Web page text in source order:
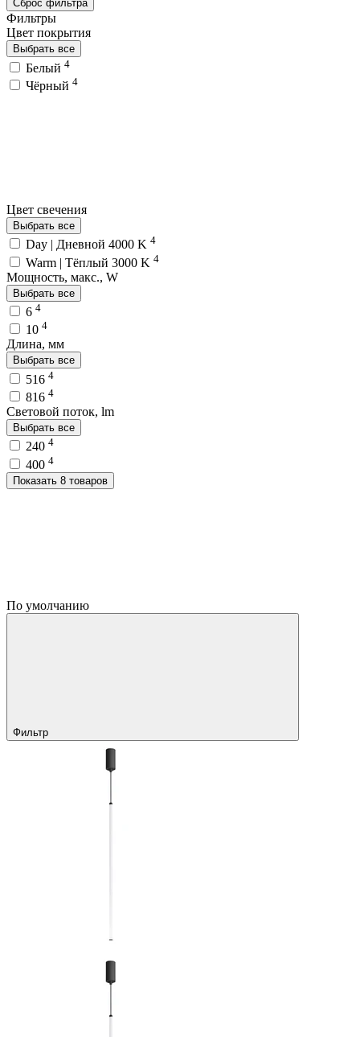
Сброс фильтра
Фильтры
Цвет покрытия
Выбрать все
Белый 4
Чёрный 4
Цвет свечения
Выбрать все
Day | Дневной 4000 K 4
Warm | Тёплый 3000 K 4
Мощность, макс., W
Выбрать все
6 4
10 4
Длина, мм
Выбрать все
516 4
816 4
Световой поток, lm
Выбрать все
240 4
400 4
Показать 8 товаров
По умолчанию
Фильтр